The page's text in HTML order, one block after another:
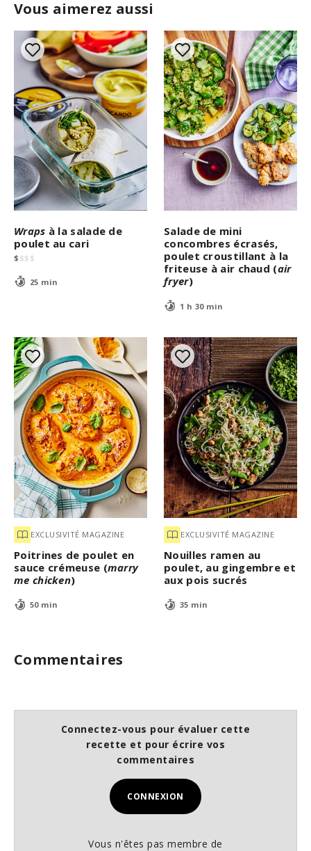
Vous aimerez aussi
Wraps à la salade de
poulet au cari
$ $$ $
25 min
Salade de mini
concombres écrasés,
poulet croustillant à la
friteuse à air chaud (air
fryer)
1 h 30 min
EXCLUSIVITÉ MAGAZINE
Poitrines de poulet en
sauce crémeuse (marry
me chicken)
50 min
EXCLUSIVITÉ MAGAZINE
Nouilles ramen au
poulet, au gingembre et
aux pois sucrés
35 min
Commentaires
Connectez-vous pour évaluer cette
recette et pour écrire vos
commentaires
CONNEXION
Vous n'êtes pas membre de